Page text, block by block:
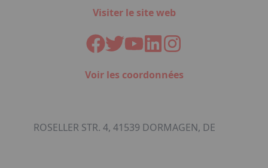
Visiter le site web
Voir les coordonnées
ROSELLER STR. 4, 41539 DORMAGEN, DE